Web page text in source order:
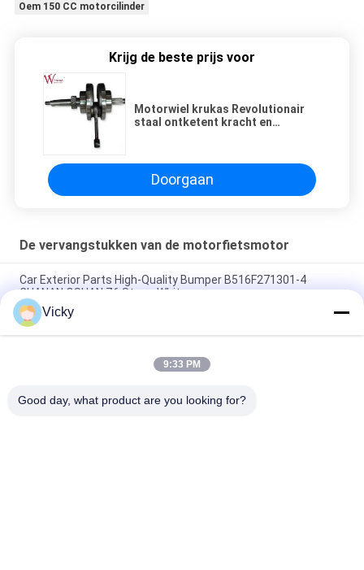
Oem 150 CC motorcilinder
Krijg de beste prijs voor
Motorwiel krukas Revolutionair
staal ontketent kracht en
Doorgaan
De vervangstukken van de motorfietsmotor
Car Exterior Parts High-Quality Bumper B516F271301-4
CHANAN OSHAN​ Z6 Starry White
Startmotor Honda EX5 Motorfiets motor onderdelen
goedkoop groothandel met hoge prestaties
Motorfietsversteker voor CPR8EAIX-9 China Leveranciers
Vicky
9:33 PM
Good day, what product are you looking for?